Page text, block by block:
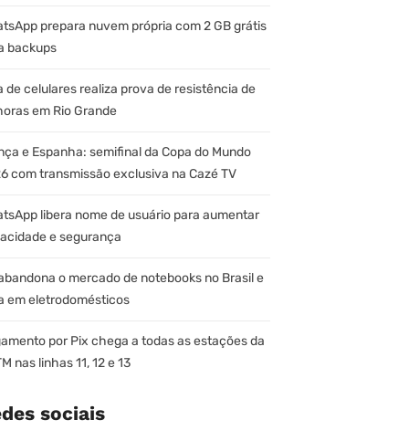
prepara nuvem própria com 2 GB grátis
backups
de celulares realiza prova de resistência de
em Rio Grande
e Espanha: semifinal da Copa do Mundo
com transmissão exclusiva na Cazé TV
libera nome de usuário para aumentar
e segurança
o mercado de notebooks no Brasil e
em eletrodomésticos
por Pix chega a todas as estações da
nas linhas 11, 12 e 13
sociais